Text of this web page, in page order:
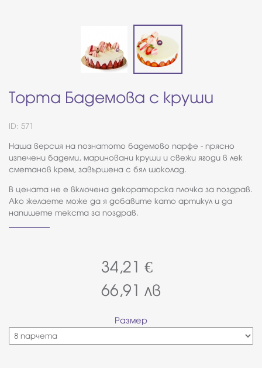
Торта Бадемова с круши
ID: 571
Наша версия на познатото бадемово парфе - прясно
изпечени бадеми, мариновани круши и свежи ягоди в лек
сметанов крем, завършена с бял шоколад.
В цената не е включена декораторска плочка за поздрав.
Ако желаете може да я добавите като артикул и да
напишете текста за поздрав.
34,21 €
66,91 лв
Размер